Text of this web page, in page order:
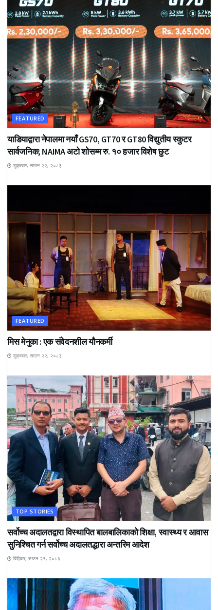
FEATURED
याडियाद्वारा नेपालमा नयाँ GS70, GT70 र GT80 विद्युतीय स्कुटर
सार्वजनिक; NAIMA अटो शोसम्म रु. १० हजार विशेष छुट
शुक्रबार, साउन २२, २०८३
FEATURED
मिस मेनुका : एक संवेदनशील यौनकर्मी
शुक्रबार, साउन २२, २०८३
TOP STORIES
सर्वोच्च अदालतद्वारा विस्थापित बालबालिकाको शिक्षा, स्वास्थ्य र आवास
सुनिश्चित गर्न सर्वोच्च अदालतद्धारा अन्तरिम आदेश
बिहिबार, साउन २१, २०८३